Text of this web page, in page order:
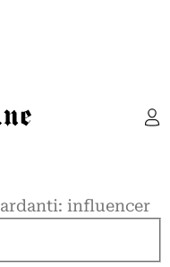
influencer